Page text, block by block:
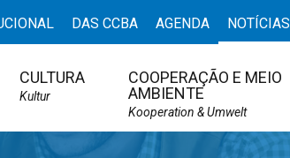
DAS CCBA AGENDA NOTÍCIAS
CULTURA
Kultur
COOPERAÇÃO E MEIO
AMBIENTE
Kooperation & Umwelt